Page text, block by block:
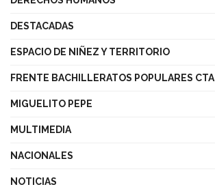
DESTACADAS
ESPACIO DE NIÑEZ Y TERRITORIO
FRENTE BACHILLERATOS POPULARES CTA
MIGUELITO PEPE
MULTIMEDIA
NACIONALES
NOTICIAS